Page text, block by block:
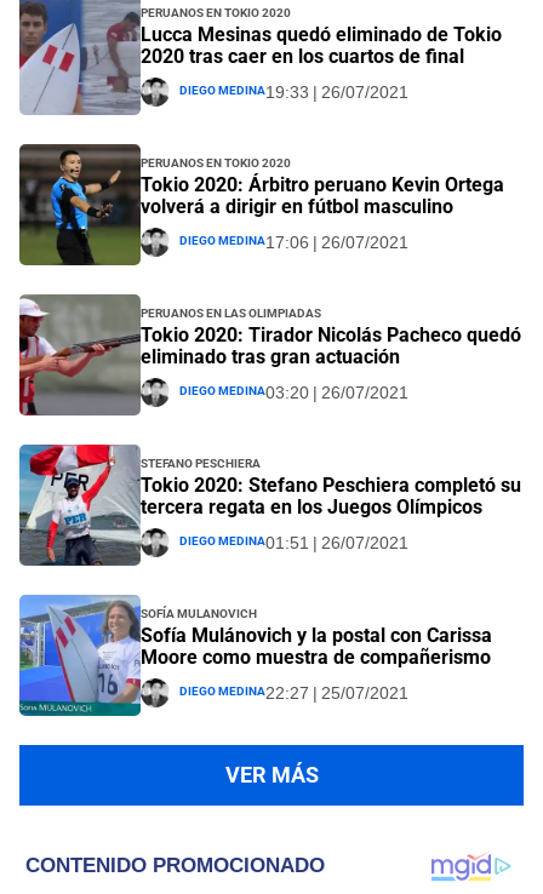
Peruanos en Tokio 2020
Lucca Mesinas quedó eliminado de Tokio
2020 tras caer en los cuartos de final
Diego Medina19:33 | 26/07/2021
Peruanos en Tokio 2020
Tokio 2020: Árbitro peruano Kevin Ortega
volverá a dirigir en fútbol masculino
Diego Medina17:06 | 26/07/2021
Peruanos en las Olimpiadas
Tokio 2020: Tirador Nicolás Pacheco quedó
eliminado tras gran actuación
Diego Medina03:20 | 26/07/2021
Stefano Peschiera
Tokio 2020: Stefano Peschiera completó su
tercera regata en los Juegos Olímpicos
Diego Medina01:51 | 26/07/2021
Sofía Mulanovich
Sofía Mulánovich y la postal con Carissa
Moore como muestra de compañerismo
Diego Medina22:27 | 25/07/2021
VER MÁS